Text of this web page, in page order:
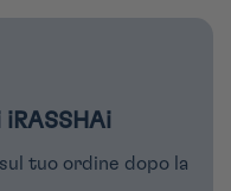
tuo ordine dopo la